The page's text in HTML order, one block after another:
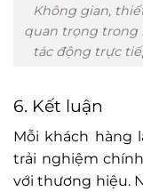
Không gian,
quan trọng trong
tác động trực
6. Kết luận
Mỗi khách hàng
trải nghiệm
với thương hiệu.